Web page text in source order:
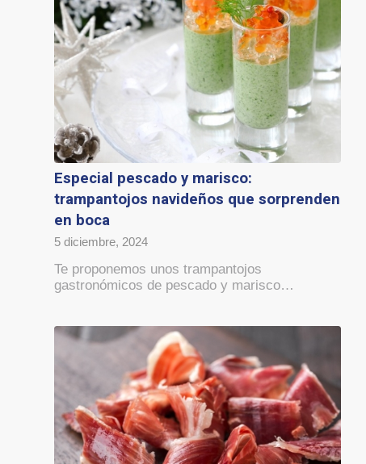
Especial pescado y marisco:
trampantojos navideños que sorprenden
en boca
5 diciembre, 2024
Te proponemos unos trampantojos
gastronómicos de pescado y marisco…